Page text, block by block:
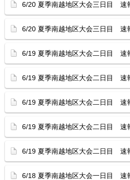
6/20 夏季南越地区大会三日目 速
6/20 夏季南越地区大会三日目 速
6/19 夏季南越地区大会二日目 速
6/19 夏季南越地区大会二日目 速
6/19 夏季南越地区大会二日目
6/19 夏季南越地区大会二日目
6/19 夏季南越地区大会二日目 速
6/18 夏季南越地区大会一日目 速